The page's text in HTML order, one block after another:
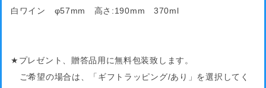
白ワイン φ57mm 高さ:190mm 370ml
★プレゼント、贈答品用に無料包装致します。
ご希望の場合は、「ギフトラッピング/あり」を選択してく